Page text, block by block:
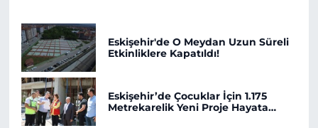
Eskişehir'de O Meydan Uzun Süreli
Etkinliklere Kapatıldı!
Eskişehir’de Çocuklar İçin 1.175
Metrekarelik Yeni Proje Hayata